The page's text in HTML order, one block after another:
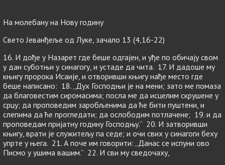
На молебану на Нову годину
Свето Јеванђеље од Луке, зачало 13 (4,16-22)
16. И дође у Назарет где беше одгајен, и уђе по обичају свом
у дан суботњи у синагогу, и устаде да чита. 17. И дадоше му
књигу пророка Исаије, и отворивши књигу нађе место где
беше написано: 18. „Дух Господњи је на мени; зато ме помаза
да благовестим сиромасима; посла ме да исцелим скрушене у
срцу; да проповедим заробљенима да ће бити пуштени, и
слепима да ће прогледати; да ослободим потлачене; 19. и да
проповедам пријатну годину Господњу.” 20. И затворивши
књигу, врати је служитељу па седе; и очи свих у синагоги беху
упрте у њега. 21. А поче им говорити: „Данас се испуни ово
Писмо у ушима вашим.” 22. И сви му сведочаху,